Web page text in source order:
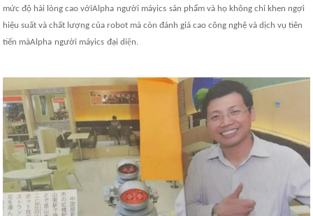
mức độ hài lòng cao vớiAlpha người máyics sản phẩm và họ không chỉ khen ngợi
hiệu suất và chất lượng của robot mà còn đánh giá cao công nghệ và dịch vụ tiên
tiến màAlpha người máyics đại diện.